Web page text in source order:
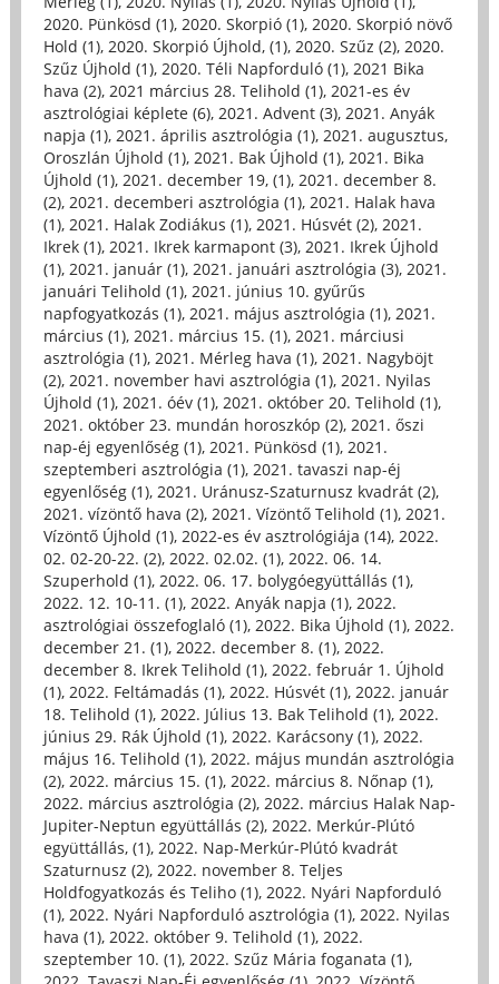
2020. Pünkösd (1), 2020. Skorpió (1), 2020. Skorpió növő
Hold (1), 2020. Skorpió Újhold, (1), 2020. Szűz (2), 2020.
Szűz Újhold (1), 2020. Téli Napforduló (1), 2021 Bika
hava (2), 2021 március 28. Telihold (1), 2021-es év
asztrológiai képlete (6), 2021. Advent (3), 2021. Anyák
napja (1), 2021. április asztrológia (1), 2021. augusztus,
Oroszlán Újhold (1), 2021. Bak Újhold (1), 2021. Bika
Újhold (1), 2021. december 19, (1), 2021. december 8.
(2), 2021. decemberi asztrológia (1), 2021. Halak hava
(1), 2021. Halak Zodiákus (1), 2021. Húsvét (2), 2021.
Ikrek (1), 2021. Ikrek karmapont (3), 2021. Ikrek Újhold
(1), 2021. január (1), 2021. januári asztrológia (3), 2021.
januári Telihold (1), 2021. június 10. gyűrűs
napfogyatkozás (1), 2021. május asztrológia (1), 2021.
március (1), 2021. március 15. (1), 2021. márciusi
asztrológia (1), 2021. Mérleg hava (1), 2021. Nagyböjt
(2), 2021. november havi asztrológia (1), 2021. Nyilas
Újhold (1), 2021. óév (1), 2021. október 20. Telihold (1),
2021. október 23. mundán horoszkóp (2), 2021. őszi
nap-éj egyenlőség (1), 2021. Pünkösd (1), 2021.
szeptemberi asztrológia (1), 2021. tavaszi nap-éj
egyenlőség (1), 2021. Uránusz-Szaturnusz kvadrát (2),
2021. vízöntő hava (2), 2021. Vízöntő Telihold (1), 2021.
Vízöntő Újhold (1), 2022-es év asztrológiája (14), 2022.
02. 02-20-22. (2), 2022. 02.02. (1), 2022. 06. 14.
Szuperhold (1), 2022. 06. 17. bolygóegyüttállás (1),
2022. 12. 10-11. (1), 2022. Anyák napja (1), 2022.
asztrológiai összefoglaló (1), 2022. Bika Újhold (1), 2022.
december 21. (1), 2022. december 8. (1), 2022.
december 8. Ikrek Telihold (1), 2022. február 1. Újhold
(1), 2022. Feltámadás (1), 2022. Húsvét (1), 2022. január
18. Telihold (1), 2022. Július 13. Bak Telihold (1), 2022.
június 29. Rák Újhold (1), 2022. Karácsony (1), 2022.
május 16. Telihold (1), 2022. május mundán asztrológia
(2), 2022. március 15. (1), 2022. március 8. Nőnap (1),
2022. március asztrológia (2), 2022. március Halak Nap-
Jupiter-Neptun együttállás (2), 2022. Merkúr-Plútó
együttállás, (1), 2022. Nap-Merkúr-Plútó kvadrát
Szaturnusz (2), 2022. november 8. Teljes
Holdfogyatkozás és Teliho (1), 2022. Nyári Napforduló
(1), 2022. Nyári Napforduló asztrológia (1), 2022. Nyilas
hava (1), 2022. október 9. Telihold (1), 2022.
szeptember 10. (1), 2022. Szűz Mária foganata (1),